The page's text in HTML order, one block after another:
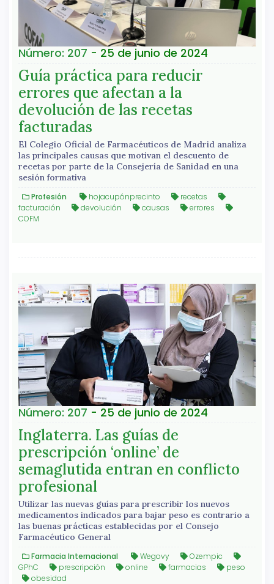
Número: 207 - 25 de junio de 2024
Guía práctica para reducir
errores que afectan a la
devolución de las recetas
facturadas
El Colegio Oficial de Farmacéuticos de Madrid analiza
las principales causas que motivan el descuento de
recetas por parte de la Consejería de Sanidad en una
sesión formativa
Profesión hojacupónprecinto
recetas
facturación
devolución causas
errores
COFM
Número: 207 - 25 de junio de 2024
Inglaterra. Las guías de
prescripción ‘online’ de
semaglutida entran en conflicto
profesional
Utilizar las nuevas guías para prescribir los nuevos
medicamentos indicados para bajar peso es contrario a
las buenas prácticas establecidas por el Consejo
Farmacéutico General
Farmacia Internacional Wegovy
Ozempic
GPhC
prescripción online farmacias
peso
obesidad